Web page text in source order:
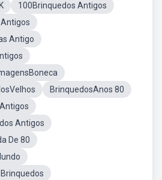
100Brinquedos Antigos
Antigo
BrinquedosAnos 80
Antigos
De 80